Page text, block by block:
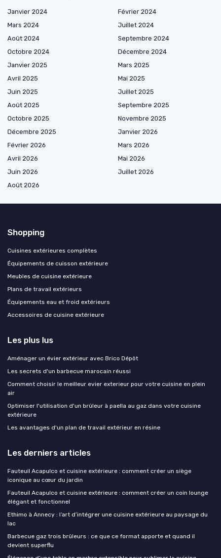
Janvier 2024
Février 2024
Mars 2024
Juillet 2024
Août 2024
Septembre 2024
Octobre 2024
Décembre 2024
Janvier 2025
Mars 2025
Avril 2025
Mai 2025
Juin 2025
Juillet 2025
Août 2025
Septembre 2025
Octobre 2025
Novembre 2025
Décembre 2025
Janvier 2026
Février 2026
Mars 2026
Avril 2026
Mai 2026
Juin 2026
Juillet 2026
Août 2026
Shopping
Cuisines extérieures complètes
Équipements de cuisson extérieure
Meubles de cuisine extérieure
Plans de travail extérieurs
Équipements eau et froid extérieurs
Accessoires de cuisine extérieure
Les plus lus
Aménager un évier extérieur avec Brico Dépôt
Les secrets d'un barbecue marocain réussi
Comment choisir le meilleur evier exterieur pour votre cuisine en plein
air
Optimiser l'utilisation d'un brûleur à paella au gaz dans votre cuisine
extérieure
Les avantages d'un plan de travail extérieur en résine
Les derniers articles
Fauteuil Acapulco et cuisine extérieure : comment créer un siège
iconique au cœur du jardin
Fauteuil Acapulco et cuisine extérieure : comment créer un coin lounge
élégant et fonctionnel
Ethimo à Annecy : l’art d’intégrer une cuisine extérieure au paysage du
lac
Barbecue gaz trois brûleurs : ce que ce format apporte et quand il
devient superflu